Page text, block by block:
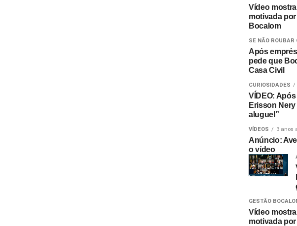
Vídeo
motivada
Bocalom
SE NÃO ROUBAR
Após
pede que
Casa Civil
CURIOSIDADES
VÍDEO:
Erisson
aluguel”
VÍDEOS 3 anos
Anúncio:
o vídeo
GESTÃO
Vídeo
motivada